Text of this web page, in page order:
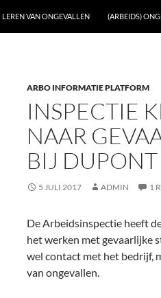
LEREN VAN ONGEVALLEN (ARBEIDS)
ARBO INFORMATIE PLATFORM
INSPECTIE
NAAR
BIJ DUPONT
5 JULI 2017 ADMIN 1
De Arbeidsinspectie heeft
het werken met gevaarlijke
wel contact met het bedrijf,
van ongevallen.